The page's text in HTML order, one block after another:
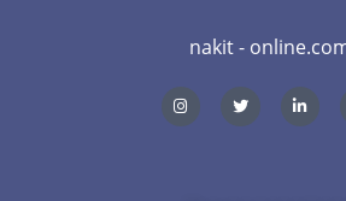
nakit -
n
s
t
w
i
t
i
n
k